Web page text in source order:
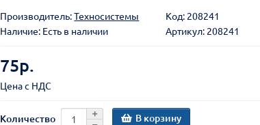
Производитель:Техносистемы Код: 208241
Наличие: Есть в наличии
Артикул: 208241
75р.
Цена с НДС
Количество В корзину